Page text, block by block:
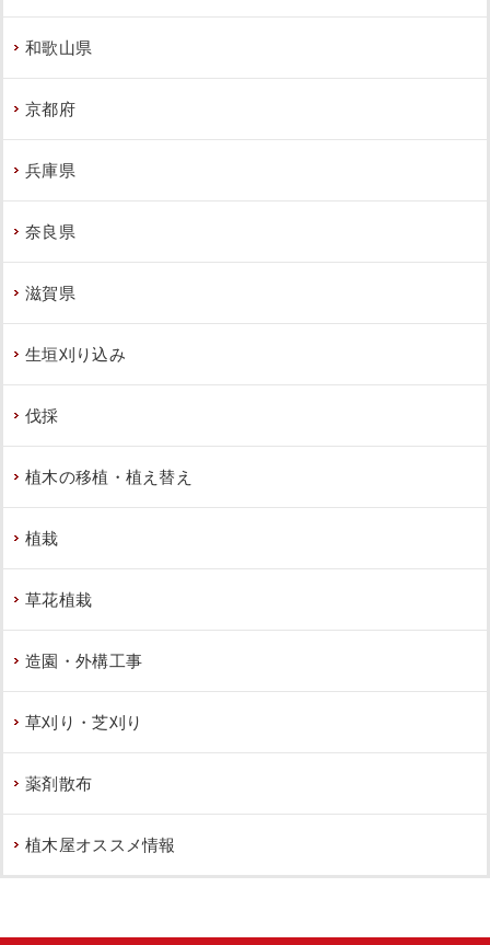
和歌山県
京都府
兵庫県
奈良県
滋賀県
生垣刈り込み
伐採
植木の移植・植え替え
植栽
草花植栽
造園・外構工事
草刈り・芝刈り
薬剤散布
植木屋オススメ情報